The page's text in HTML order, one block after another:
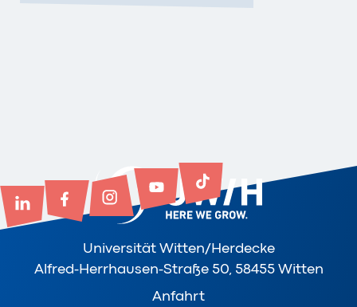
Universität Witten/Herdecke
Alfred-Herrhausen-Straße 50, 58455 Witten
Anfahrt